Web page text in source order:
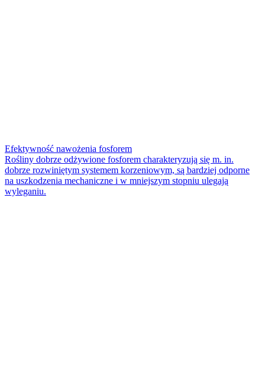
Efektywność nawożenia fosforem
Rośliny dobrze odżywione fosforem charakteryzują się m. in.
dobrze rozwiniętym systemem korzeniowym, są bardziej odporne
na uszkodzenia mechaniczne i w mniejszym stopniu ulegają
wyleganiu.